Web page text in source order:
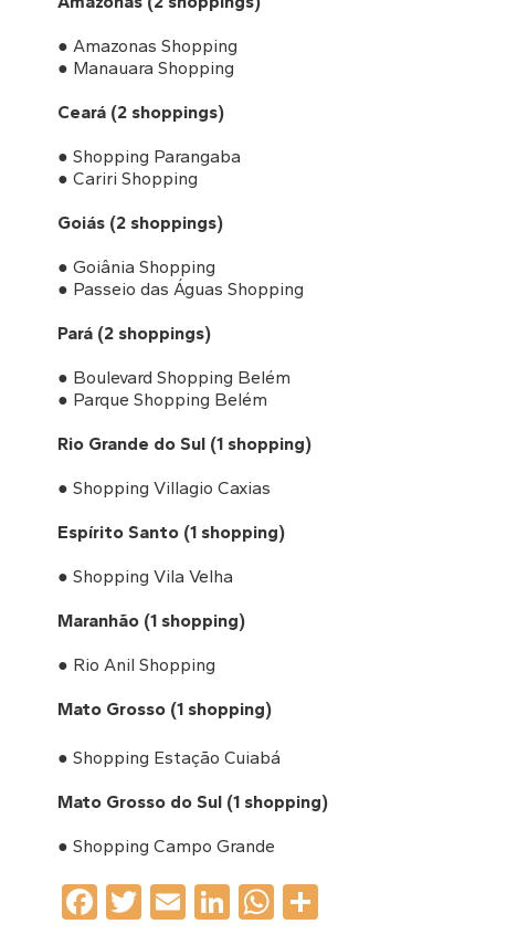
● Amazonas Shopping
● Manauara Shopping
Ceará (2 shoppings)
● Shopping Parangaba
● Cariri Shopping
Goiás (2 shoppings)
● Goiânia Shopping
● Passeio das Águas Shopping
Pará (2 shoppings)
● Boulevard Shopping Belém
● Parque Shopping Belém
Rio Grande do Sul (1 shopping)
● Shopping Villagio Caxias
Espírito Santo (1 shopping)
● Shopping Vila Velha
Maranhão (1 shopping)
● Rio Anil Shopping
Mato Grosso (1 shopping)
● Shopping Estação Cuiabá
Mato Grosso do Sul (1 shopping)
● Shopping Campo Grande
Facebook
Twitter
EmailLinkedIn
WhatsApp